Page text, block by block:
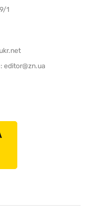
1
editor@zn.ua